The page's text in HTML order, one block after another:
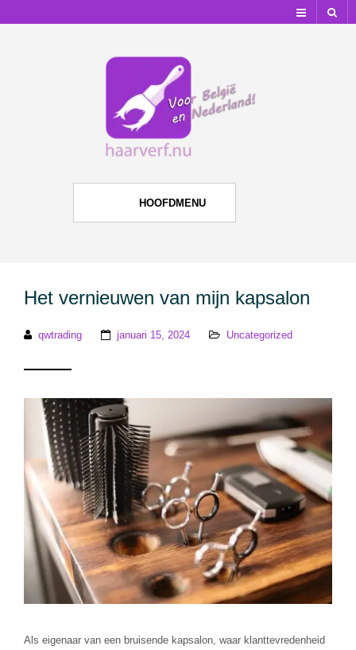
Home
Contact
Vrienden
Fashion
Make-Up
Sieraden
Trends en Life-style
Hairextensions
Beautysalons
Vlechtjes
Hairextensions merken
HOOFDMENU
Het vernieuwen van mijn kapsalon
qwtrading januari 15, 2024 Uncategorized
Als eigenaar van een bruisende kapsalon, waar klanttevredenheid